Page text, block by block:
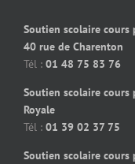
Soutien scolaire
40 rue de Charenton
Tél : 01 48 75 83 76
Soutien scolaire
Royale
Tél : 01 39 02 37 75
Soutien scolaire cours